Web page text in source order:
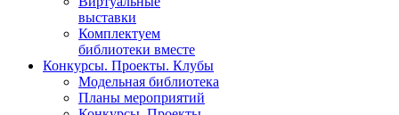
выставки
Комплектуем
библиотеки вместе
Конкурсы. Проекты. Клубы
Модельная библиотека
Планы мероприятий